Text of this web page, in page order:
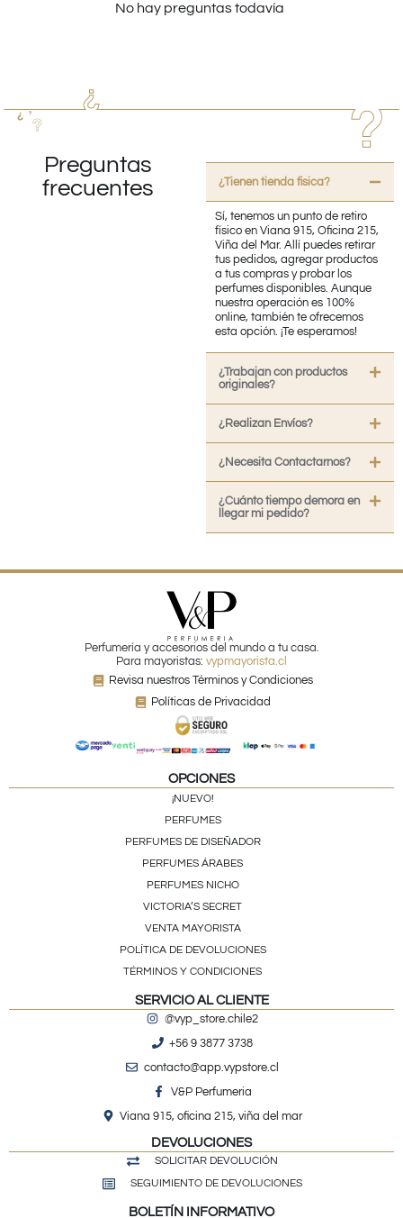
No hay preguntas todavía
Preguntas
frecuentes
¿Tienen tienda fisica?
Sí, tenemos un punto de retiro
físico en Viana 915, Oficina 215,
Viña del Mar. Allí puedes retirar
tus pedidos, agregar productos
a tus compras y probar los
perfumes disponibles. Aunque
nuestra operación es 100%
online, también te ofrecemos
esta opción. ¡Te esperamos!
¿Trabajan con productos
originales?
¿Realizan Envíos?
¿Necesita Contactarnos?
¿Cuánto tiempo demora en
llegar mi pedido?
Perfumería y accesorios del mundo a tu casa.
Para mayoristas: vypmayorista.cl
Revisa nuestros Términos y Condiciones
Políticas de Privacidad
OPCIONES
¡NUEVO!
PERFUMES
PERFUMES DE DISEÑADOR
PERFUMES ÁRABES
PERFUMES NICHO
VICTORIA’S SECRET
VENTA MAYORISTA
POLÍTICA DE DEVOLUCIONES
TÉRMINOS Y CONDICIONES
SERVICIO AL CLIENTE
@vyp_store.chile2
+56 9 3877 3738
contacto@app.vypstore.cl
V&P Perfumeria
Viana 915, oficina 215, viña del mar
DEVOLUCIONES
SOLICITAR DEVOLUCIÓN
SEGUIMIENTO DE DEVOLUCIONES
BOLETÍN INFORMATIVO